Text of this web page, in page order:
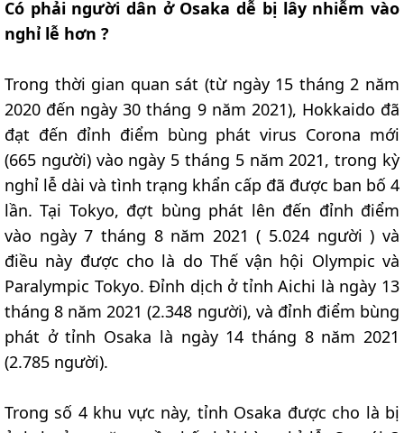
Có phải người dân ở Osaka dễ bị lây nhiễm vào
nghỉ lễ hơn ?
Trong thời gian quan sát (từ ngày 15 tháng 2 năm
2020 đến ngày 30 tháng 9 năm 2021), Hokkaido đã
đạt đến đỉnh điểm bùng phát virus Corona mới
(665 người) vào ngày 5 tháng 5 năm 2021, trong kỳ
nghỉ lễ dài và tình trạng khẩn cấp đã được ban bố 4
lần. Tại Tokyo, đợt bùng phát lên đến đỉnh điểm
vào ngày 7 tháng 8 năm 2021 ( 5.024 người ) và
điều này được cho là do Thế vận hội Olympic và
Paralympic Tokyo. Đỉnh dịch ở tỉnh Aichi là ngày 13
tháng 8 năm 2021 (2.348 người), và đỉnh điểm bùng
phát ở tỉnh Osaka là ngày 14 tháng 8 năm 2021
(2.785 người).
Trong số 4 khu vực này, tỉnh Osaka được cho là bị